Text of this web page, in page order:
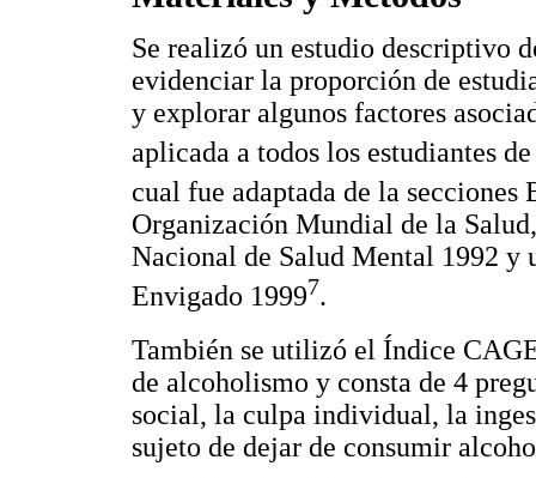
Se realizó un estudio descriptivo
evidenciar la proporción de
y explorar algunos factores
aplicada a todos los estudiantes
cual fue adaptada de la
Organización Mundial de la
Nacional de Salud Mental 1992 y
Envigado 19997.
También se utilizó el Índice
de alcoholismo y consta de 4
social, la culpa individual, la
sujeto de dejar de consumir